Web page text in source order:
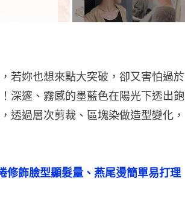
若妳也想來點大突破，卻又害怕過於
深邃、霧感的墨藍色在陽光下透出飽
透過層次剪裁、區塊染做造型變化，
修飾臉型顯髮量、燕尾燙簡單易打理